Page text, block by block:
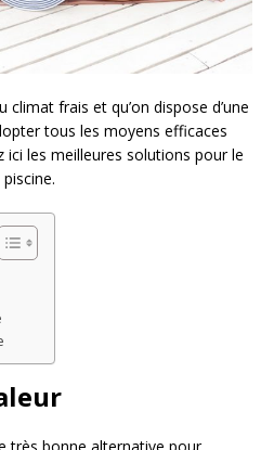
frais et qu’on dispose d’une
tous les moyens efficaces
ici les meilleures solutions pour le